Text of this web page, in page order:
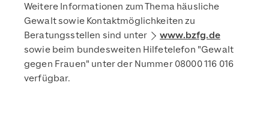
Weitere Informationen zum Thema häusliche
Gewalt sowie Kontaktmöglichkeiten zu
Beratungsstellen sind unter
www.bzfg.de
sowie beim bundesweiten Hilfetelefon "Gewalt
gegen Frauen" unter der Nummer 08000 116 016
verfügbar.